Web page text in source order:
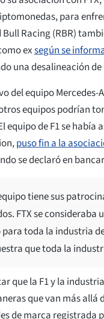
para
Racing (RBR)
exsegún se
una desalineación
del equipo Mercedes-
equipos podrían
equipo de F1 se había
puso fin a la
se declaró en
tiene sus
FTX se consideraba
toda la industria
que toda la
que la F1 y la
que van más allá
de marca registrada